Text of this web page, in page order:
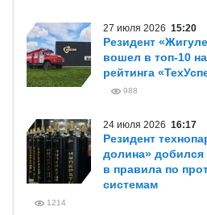
27 июля 2026 15:20
Резидент
вошел в топ-10
рейтинга
988
24 июля 2026 16:17
Резидент
долина» добился
в правила по
системам
1214